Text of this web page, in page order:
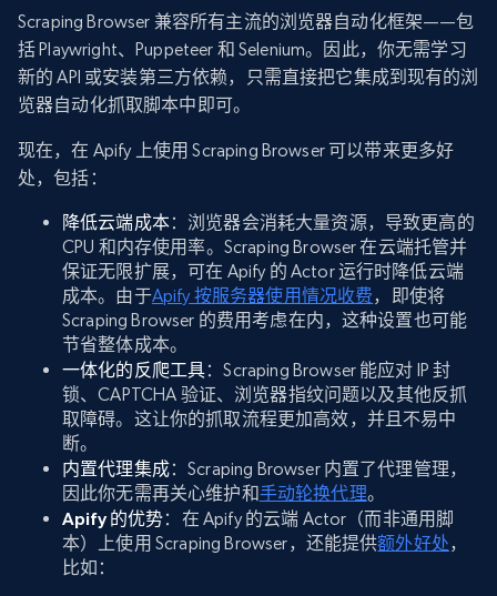
Scraping Browser 兼容所有主流的浏览器自动化框架——包
括 Playwright、Puppeteer 和 Selenium。因此，你无需学习
新的 API 或安装第三方依赖，只需直接把它集成到现有的浏
览器自动化抓取脚本中即可。
现在，在 Apify 上使用 Scraping Browser 可以带来更多好
处，包括：
降低云端成本：浏览器会消耗大量资源，导致更高的
CPU 和内存使用率。Scraping Browser 在云端托管并
保证无限扩展，可在 Apify 的 Actor 运行时降低云端
成本。由于Apify 按服务器使用情况收费，即使将
Scraping Browser 的费用考虑在内，这种设置也可能
节省整体成本。
一体化的反爬工具：Scraping Browser 能应对 IP 封
锁、CAPTCHA 验证、浏览器指纹问题以及其他反抓
取障碍。这让你的抓取流程更加高效，并且不易中
断。
内置代理集成：Scraping Browser 内置了代理管理，
因此你无需再关心维护和手动轮换代理。
Apify 的优势：在 Apify 的云端 Actor（而非通用脚
本）上使用 Scraping Browser，还能提供额外好处，
比如：